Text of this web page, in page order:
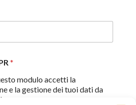
*
modulo accetti la
e la gestione dei tuoi dati da